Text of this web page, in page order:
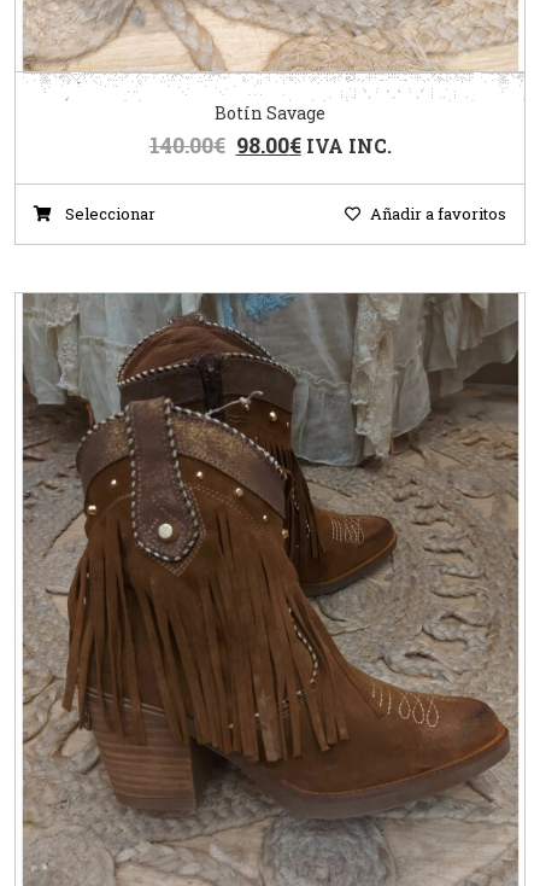
Botín Savage
140.00€ 98.00€ IVA INC.
Seleccionar Añadir a favoritos